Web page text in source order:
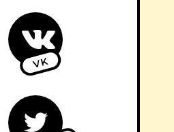
VK